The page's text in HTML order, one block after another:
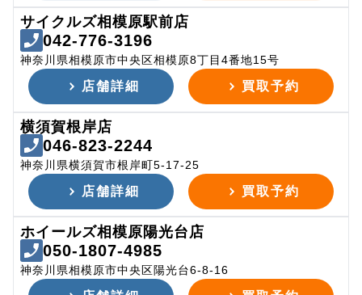
サイクルズ相模原駅前店
042-776-3196
神奈川県相模原市中央区相模原8丁目4番地15号
店舗詳細 買取予約
横須賀根岸店
046-823-2244
神奈川県横須賀市根岸町5-17-25
店舗詳細 買取予約
ホイールズ相模原陽光台店
050-1807-4985
神奈川県相模原市中央区陽光台6-8-16